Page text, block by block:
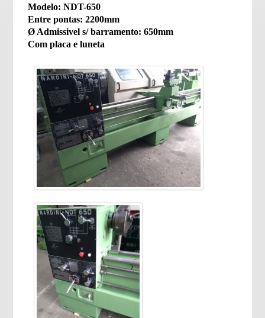
Modelo: NDT-650
Entre pontas: 2200mm
Ø Admissivel s/ barramento: 650mm
Com placa e luneta